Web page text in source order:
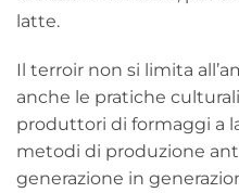
latte.
Il terroir non si limita
anche le pratiche
produttori di formaggi a
metodi di produzione
generazione in